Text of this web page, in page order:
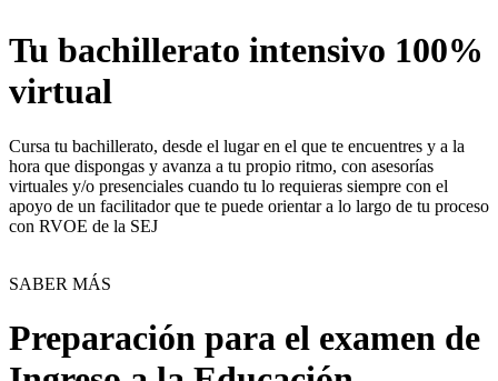
Tu bachillerato intensivo 100%
virtual
Cursa tu bachillerato, desde el lugar en el que te encuentres y a la
hora que dispongas y avanza a tu propio ritmo, con asesorías
virtuales y/o presenciales cuando tu lo requieras siempre con el
apoyo de un facilitador que te puede orientar a lo largo de tu proceso
con RVOE de la SEJ
SABER MÁS
Preparación para el examen de